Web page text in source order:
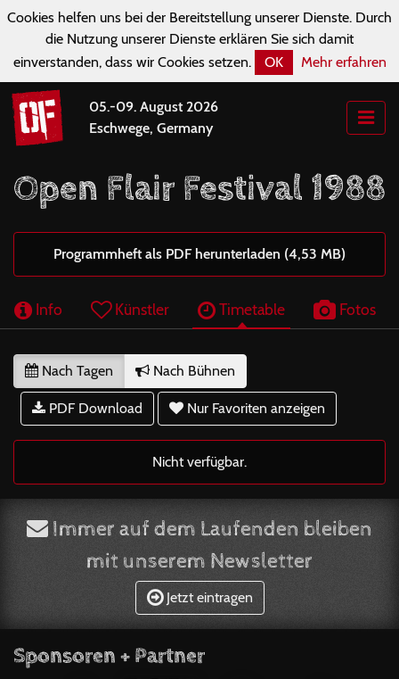
Cookies helfen uns bei der Bereitstellung unserer Dienste. Durch
die Nutzung unserer Dienste erklären Sie sich damit
einverstanden, dass wir Cookies setzen.
OK Mehr erfahren
05.-09. August 2026
Eschwege, Germany
Open Flair Festival 1988
Programmheft als PDF herunterladen (4,53 MB)
Info Künstler Timetable Fotos
Nach Tagen Nach Bühnen
PDF Download Nur Favoriten anzeigen
Nicht verfügbar.
Immer auf dem Laufenden bleiben
mit unserem Newsletter
Jetzt eintragen
Sponsoren + Partner